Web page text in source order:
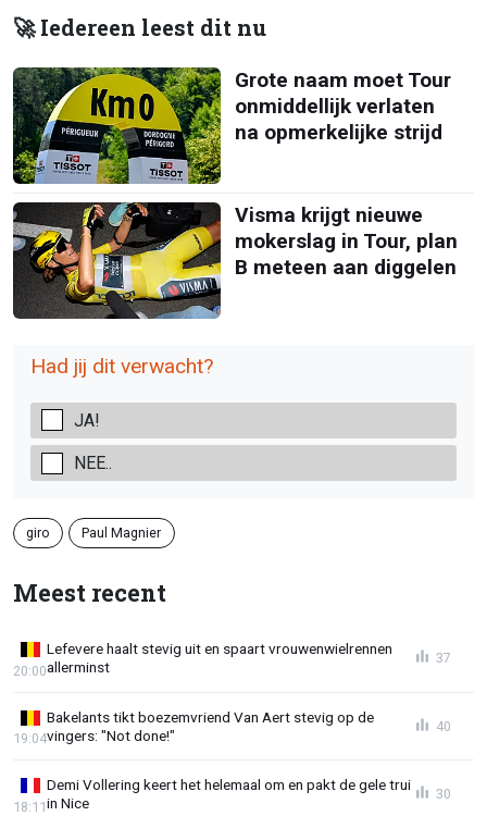
🚀 Iedereen leest dit nu
Grote naam moet Tour
onmiddellijk verlaten
na opmerkelijke strijd
Visma krijgt nieuwe
mokerslag in Tour, plan
B meteen aan diggelen
Had jij dit verwacht?
JA!
NEE..
giro Paul Magnier
Meest recent
Lefevere haalt stevig uit en spaart vrouwenwielrennen
allerminst
20:00
37
Bakelants tikt boezemvriend Van Aert stevig op de
vingers: "Not done!"
19:04
40
Demi Vollering keert het helemaal om en pakt de gele trui
in Nice
18:11
30